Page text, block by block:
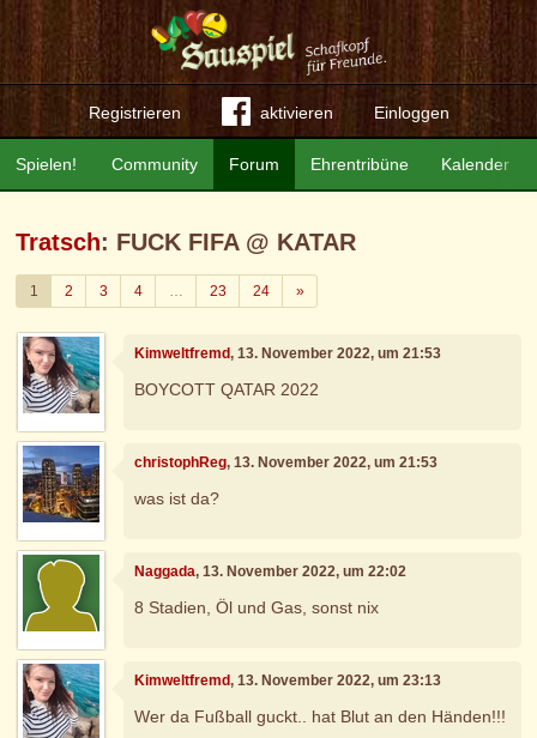
Registrieren aktivieren Einloggen
Community Forum Ehrentribüne Kalender
Spielen!
Tratsch: FUCK FIFA @ KATAR
1 2 3 4 … 23 24 »Weiter
Kimweltfremd, 13. November 2022, um 21:53
BOYCOTT QATAR 2022
christophReg, 13. November 2022, um 21:53
was ist da?
Naggada, 13. November 2022, um 22:02
8 Stadien, Öl und Gas, sonst nix
Kimweltfremd, 13. November 2022, um 23:13
Wer da Fußball guckt.. hat Blut an den Händen!!!